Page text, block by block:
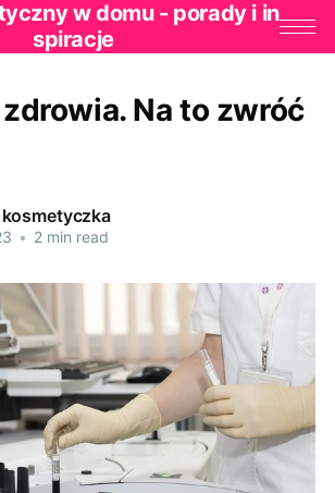
w domu - porady i in
spiracje
Na to zwróć
• 2 min read